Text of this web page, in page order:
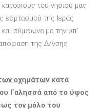
του νησιού μας
εορτασμού της Ιεράς
σύμφωνα με την υπ’
της Δ/νσης
οχημάτων κατά
Γαλησσά από το ύψος
τον μόλο του